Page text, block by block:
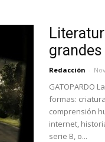
Redacción -
GATOPARDO
formas:
comprensión
internet,
serie B, o...